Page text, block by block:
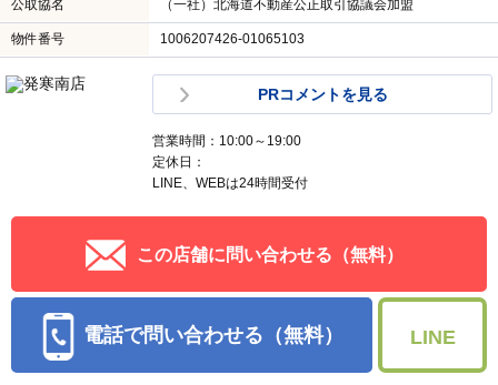
公取協名 （一社）北海道不動産公正取引協議会加盟
物件番号 1006207426-01065103
PRコメントを見る
営業時間：10:00～19:00
定休日：
LINE、WEBは24時間受付
この店舗に問い合わせる（無料）
電話で問い合わせる（無料） LINE